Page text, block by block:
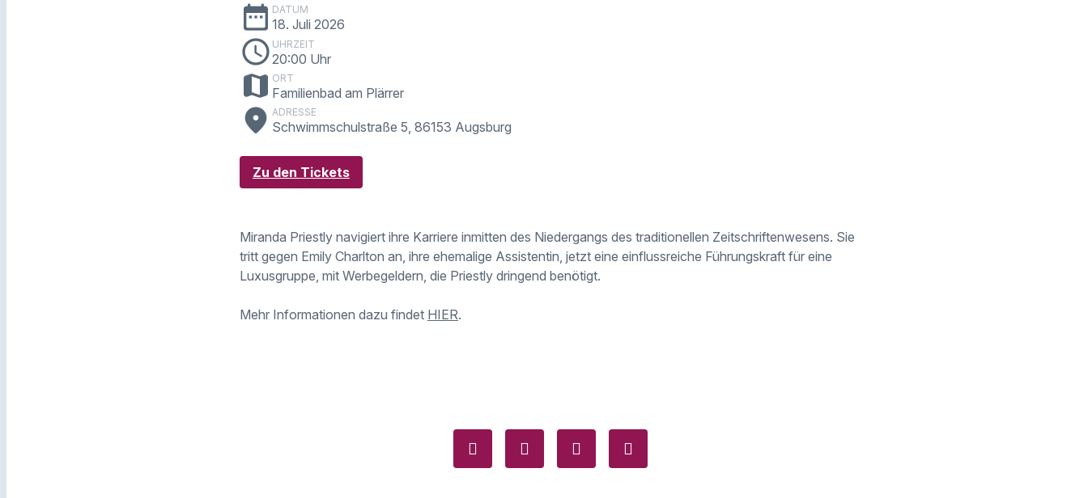
date_range DATUM
18. Juli 2026
schedule UHRZEIT
20:00 Uhr
map ORT
Familienbad am Plärrer
place ADRESSE
Schwimmschulstraße 5, 86153 Augsburg
Zu den Tickets
Miranda Priestly navigiert ihre Karriere inmitten des Niedergangs des traditionellen Zeitschriftenwesens. Sie
tritt gegen Emily Charlton an, ihre ehemalige Assistentin, jetzt eine einflussreiche Führungskraft für eine
Luxusgruppe, mit Werbegeldern, die Priestly dringend benötigt.
Mehr Informationen dazu findet HIER.